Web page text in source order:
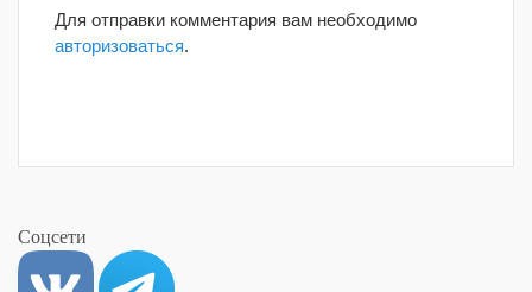
Для отправки комментария вам необходимо
авторизоваться.
Соцсети